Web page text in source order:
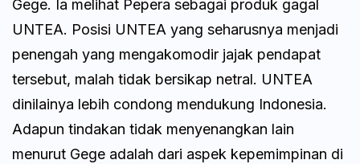
Gege. Ia melihat Pepera sebagai produk gagal
UNTEA. Posisi UNTEA yang seharusnya menjadi
penengah yang mengakomodir jajak pendapat
tersebut, malah tidak bersikap netral. UNTEA
dinilainya lebih condong mendukung Indonesia.
Adapun tindakan tidak menyenangkan lain
menurut Gege adalah dari aspek kepemimpinan di